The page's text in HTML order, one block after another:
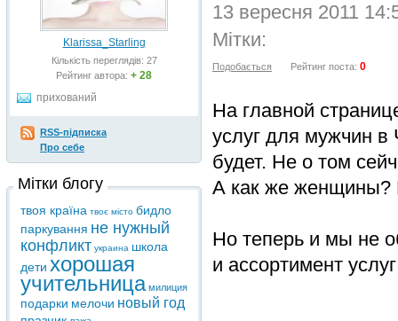
13 вересня 2011
Мітки:
Подобається Рейтинг поста: 0
На главной
услуг для мужчин в
будет. Не о том
А как же женщины?
Но теперь и мы не
и ассортимент
Klarissa_Starling
Кількість переглядів: 27
Рейтинг автора: + 28
прихований
RSS-підписка
Про себе
Мітки блогу
твоя країна твоє місто бидло
паркування не нужный
конфликт украина школа
дети хорошая
учительница милиция
подарки мелочи новый год